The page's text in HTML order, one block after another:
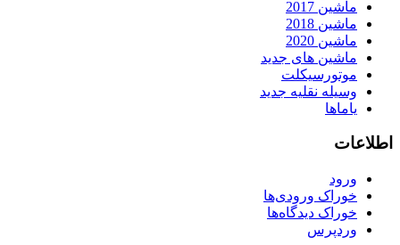
ماشین 2017
ماشین 2018
ماشین 2020
ماشین های جدید
موتورسیکلت
وسیله نقلیه جدید
یاماها
اطلاعات
ورود
خوراک ورودی‌ها
خوراک دیدگاه‌ها
وردپرس